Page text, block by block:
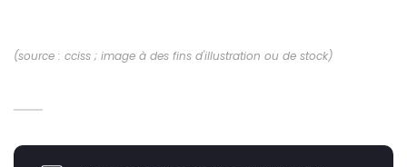
(source : cciss ; image à des fins d'illustration ou de stock)